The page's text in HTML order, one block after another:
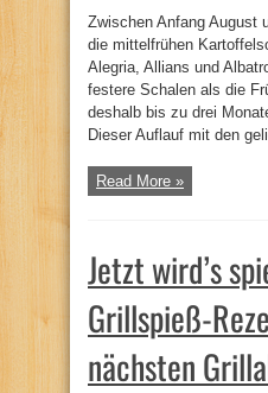
Zwischen Anfang August
die mittelfrühen
Alegria, Allians und
festere Schalen als die
deshalb bis zu drei
Dieser Auflauf mit den
Read More »
Jetzt wird’s
Grillspieß-
nächsten